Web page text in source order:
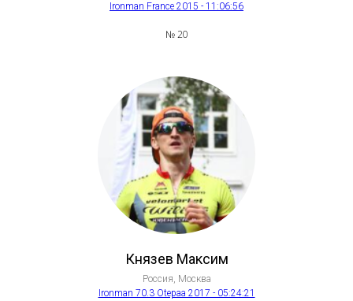
Ironman France 2015 - 11:06:56
№ 20
Князев Максим
Россия, Москва
Ironman 70.3 Otepaa 2017 - 05:24:21